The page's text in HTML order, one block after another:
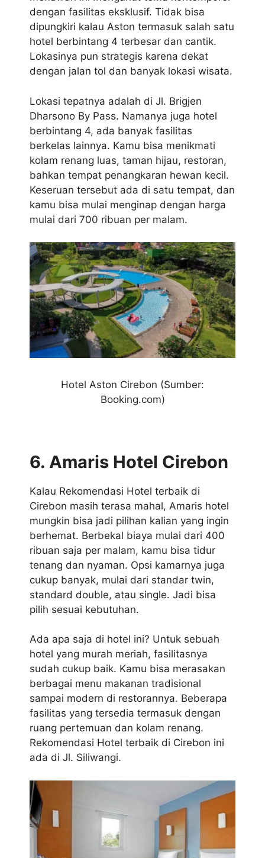
dengan fasilitas eksklusif. Tidak bisa
dipungkiri kalau Aston termasuk salah satu
hotel berbintang 4 terbesar dan cantik.
Lokasinya pun strategis karena dekat
dengan jalan tol dan banyak lokasi wisata.
Lokasi tepatnya adalah di Jl. Brigjen
Dharsono By Pass. Namanya juga hotel
berbintang 4, ada banyak fasilitas
berkelas lainnya. Kamu bisa menikmati
kolam renang luas, taman hijau, restoran,
bahkan tempat penangkaran hewan kecil.
Keseruan tersebut ada di satu tempat, dan
kamu bisa mulai menginap dengan harga
mulai dari 700 ribuan per malam.
Hotel Aston Cirebon (Sumber:
Booking.com)
6. Amaris Hotel Cirebon
Kalau Rekomendasi Hotel terbaik di
Cirebon masih terasa mahal, Amaris hotel
mungkin bisa jadi pilihan kalian yang ingin
berhemat. Berbekal biaya mulai dari 400
ribuan saja per malam, kamu bisa tidur
tenang dan nyaman. Opsi kamarnya juga
cukup banyak, mulai dari standar twin,
standard double, atau single. Jadi bisa
pilih sesuai kebutuhan.
Ada apa saja di hotel ini? Untuk sebuah
hotel yang murah meriah, fasilitasnya
sudah cukup baik. Kamu bisa merasakan
berbagai menu makanan tradisional
sampai modern di restorannya. Beberapa
fasilitas yang tersedia termasuk dengan
ruang pertemuan dan kolam renang.
Rekomendasi Hotel terbaik di Cirebon ini
ada di Jl. Siliwangi.